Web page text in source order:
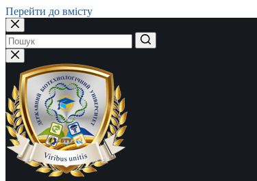
Перейти до вмісту
Немає
результатів